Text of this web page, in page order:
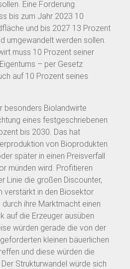
Eine Forderung
bis zum Jahr 2023 10
und bis 2027 13 Prozent
umgewandelt werden sollen.
muss 10 Prozent seiner
– per Gesetz
auf 10 Prozent seines
besonders Biolandwirte
eines festgeschriebenen
bis 2030. Das hat
von Bioprodukten
später in einen Preisverfall
münden wird. Profitieren
Linie die großen Discounter,
verstärkt in den Biosektor
ihre Marktmacht einen
auf die Erzeuger ausüben
würden gerade die von der
geforderten kleinen bäuerlichen
und diese würden die
Strukturwandel würde sich